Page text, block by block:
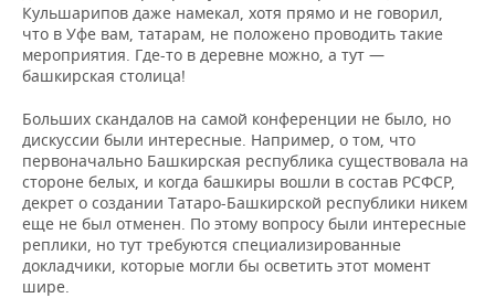
Кульшарипов даже намекал, хотя прямо и не говорил,
что в Уфе вам, татарам, не положено проводить такие
мероприятия. Где-то в деревне можно, а тут —
башкирская столица!
Больших скандалов на самой конференции не было, но
дискуссии были интересные. Например, о том, что
первоначально Башкирская республика существовала на
стороне белых, и когда башкиры вошли в состав РСФСР,
декрет о создании Татаро-Башкирской республики никем
еще не был отменен. По этому вопросу были интересные
реплики, но тут требуются специализированные
докладчики, которые могли бы осветить этот момент
шире.